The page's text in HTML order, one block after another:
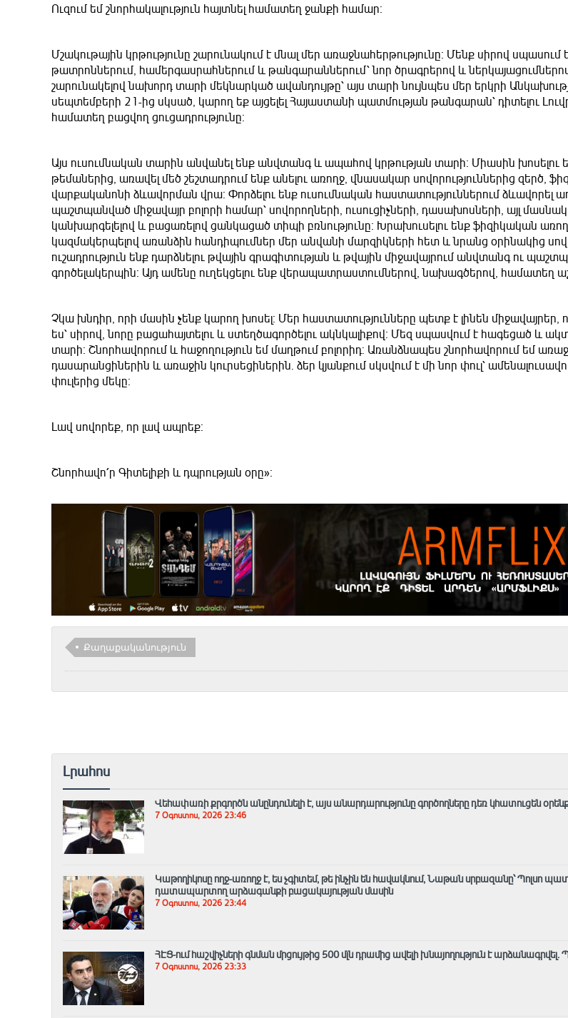
Ուզում եմ շնորհակալություն հայտնել համատեղ ջանքի համար։
Մշակութային կրթությունը շարունակում է մնալ մեր առաջնահերթությունը։ Մենք սիրով սպասում
թատրոններում, համերգասրահներում և թանգարաններում՝ նոր ծրագրերով և
շարունակելով նախորդ տարի մեկնարկած ավանդույթը՝ այս տարի նույնպես մեր երկրի
սեպտեմբերի 21-ից սկսած, կարող եք այցելել Հայաստանի պատմության թանգարան՝ դիտելու
համատեղ բացվող ցուցադրությունը։
Այս ուսումնական տարին անվանել ենք անվտանգ և ապահով կրթության տարի։ Միասին խոսելու
թեմաներից, առավել մեծ շեշտադրում ենք անելու առողջ, վնասակար սովորություններից զերծ,
վարքականոնի ձևավորման վրա։ Փորձելու ենք ուսումնական հաստատություններում ձևավորել
պաշտպանված միջավայր բոլորի համար՝ սովորողների, ուսուցիչների, դասախոսների, այլ
կանխարգելելով և բացառելով ցանկացած տիպի բռնությունը։ Խրախուսելու ենք ֆիզիկական
կազմակերպելով առանձին հանդիպումներ մեր անվանի մարզիկների հետ և նրանց օրինակից
ուշադրություն ենք դարձնելու թվային գրագիտության և թվային միջավայրում անվտանգ ու
գործելակերպին։ Այդ ամենը ուղեկցելու ենք վերապատրաստումներով, նախագծերով, համատեղ
Չկա խնդիր, որի մասին չենք կարող խոսել։ Մեր հաստատությունները պետք է լինեն միջավայրեր,
ես՝ սիրով, նորը բացահայտելու և ստեղծագործելու ակնկալիքով։ Մեզ սպասվում է հագեցած և
տարի։ Շնորհավորում և հաջողություն եմ մաղթում բոլորիդ: Առանձնապես շնորհավորում եմ
դասարանցիներին և առաջին կուրսեցիներին. ձեր կյանքում սկսվում է մի նոր փուլ՝
փուլերից մեկը։
Լավ սովորեք, որ լավ ապրեք։
Շնորհավո՛ր Գիտելիքի և դպրության օրը»։
Քաղաքականություն
Լրահոս
Վեհափառի քրգործն անընդունելի է, այս անարդարությունը գործողները դեռ կհատուցեն
7 Օգոստոս, 2026 23:46
Կաթողիկոսը ողջ-առողջ է, ես չգիտեմ, թե ինչին են հավակնում, Նաթան սրբազանը՝ Պոլսո
դատապարտող արձագանքի բացակայության մասին
7 Օգոստոս, 2026 23:44
ՀԷՑ-ում հաշվիչների գնման մրցույթից 500 մլն դրամից ավելի խնայողություն է արձանագրվել.
7 Օգոստոս, 2026 23:33